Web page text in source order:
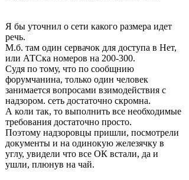
Я бы уточнил о сети какого размера идет
речь.
М.б. там один сервачок для доступа в Нет,
или АТСка номеров на 200-300.
Судя по тому, что по сообщнию
форумчанина, только один человек
занимается вопросами взимодействия с
надзором. сеть достаточно скромна.
А коли так, то выполнить все необходимые
требования достаточно просто.
Поэтому надзоровцы пришли, посмотрели
документы и на одинокую железячку в
углу, увидели что все ОК встали, да и
ушли, плюнув на чай.